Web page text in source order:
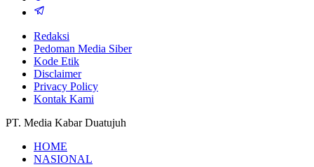
Redaksi
Pedoman Media Siber
Kode Etik
Disclaimer
Privacy Policy
Kontak Kami
PT. Media Kabar Duatujuh
HOME
NASIONAL